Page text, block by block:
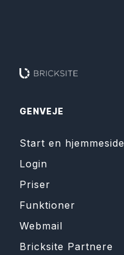
GENVEJE
Start en hjemmeside
Login
Priser
Funktioner
Webmail
Bricksite Partnere